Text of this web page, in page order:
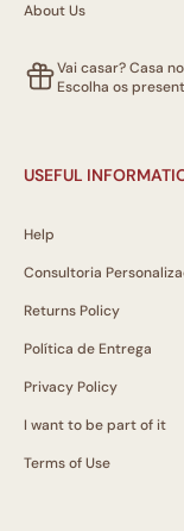
About Us
Vai casar? Casa
Escolha os
USEFUL
Help
Consultoria
Returns Policy
Política de Entrega
Privacy Policy
I want to be part of it
Terms of Use